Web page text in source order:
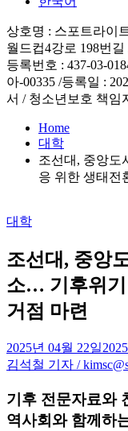
상호명 : 스포트라이
월드컵4강로 198번길
등록번호 : 437-03-
아-00335 /등록일 :
서 / 청소년보호 책임
Home
대학
조선대, 중앙도
응 위한 생태전
Posted
대학
조선대, 중앙
소… 기후위기
거점 마련
2025년 04월 22일
김석철 기자 /
기후 전문자료와
역사회와 함께하